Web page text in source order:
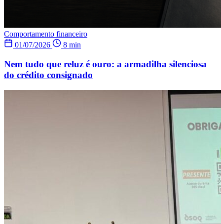
Comportamento financeiro
01/07/2026
8 min
Nem tudo que reluz é ouro: a armadilha silenciosa
do crédito consignado